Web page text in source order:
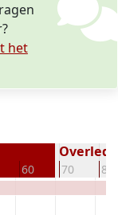
het
60 70 80